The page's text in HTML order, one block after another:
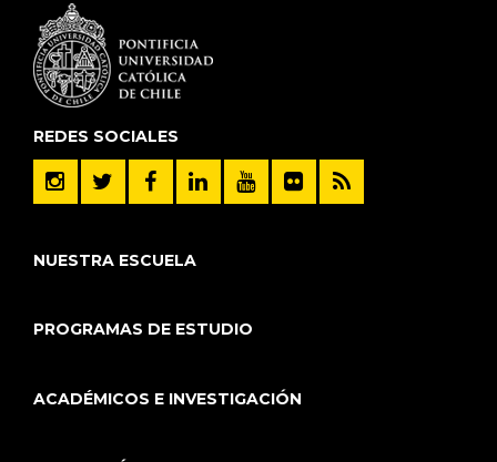
REDES SOCIALES
NUESTRA ESCUELA
PROGRAMAS DE ESTUDIO
ACADÉMICOS E INVESTIGACIÓN